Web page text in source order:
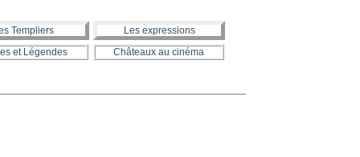
Templiers
Les expressions
et Légendes Châteaux au cinéma